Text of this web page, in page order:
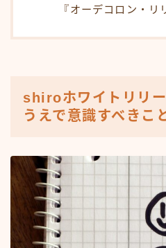
『オーデコロン・リ
shiroホワイトリリ
うえで意識すべきこ